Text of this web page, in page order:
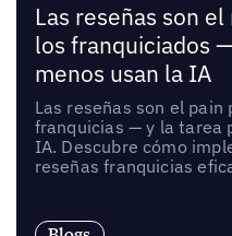
Las reseñas son
los franquiciados
menos usan la IA
Las reseñas son el pain
franquicias — y la tarea
IA. Descubre cómo
reseñas franquicias